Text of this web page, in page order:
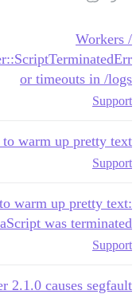
Workers /
or timeouts in /logs
Support
to warm up pretty text
Support
warm up pretty text:
was terminated
Support
2.1.0 causes segfault